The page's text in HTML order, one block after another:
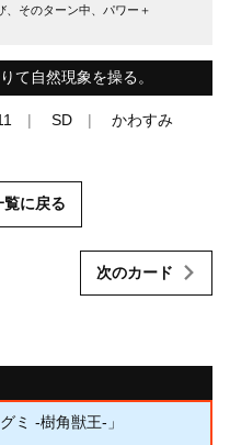
、そのターン中、パワー＋
て自然現象を操る。
SD かわすみ
に戻る
次のカード
ミ -樹角獣王-」